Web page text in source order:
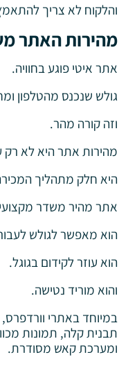
והלקוח לא צריך להתאמץ.
מהירות האתר
אתר איטי פוגע בחוויה.
גולש שנכנס מהטלפון
וזה קורה מהר.
מהירות אתר היא לא רק
היא חלק מתהליך
אתר מהיר משדר
הוא מאפשר לגולש לעבור
הוא עוזר לקידום בגוגל.
והוא מוריד נטישה.
במיוחד באתרי וורדפרס,
תבנית קלה, תמונות
ומערכת קאש מסודרת.